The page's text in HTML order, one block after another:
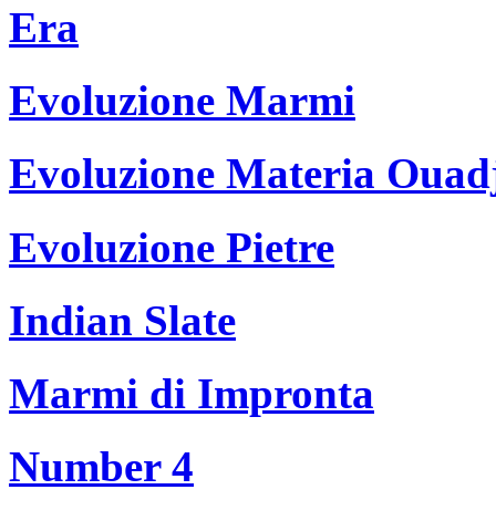
Era
Evoluzione Marmi
Evoluzione Materia
Evoluzione Pietre
Indian Slate
Marmi di Impronta
Number 4